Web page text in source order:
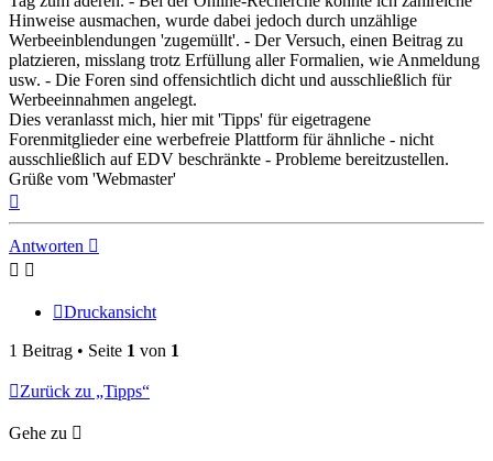
Hinweise ausmachen, wurde dabei jedoch durch unzählige
Werbeeinblendungen 'zugemüllt'. - Der Versuch, einen Beitrag zu
platzieren, misslang trotz Erfüllung aller Formalien, wie Anmeldung
usw. - Die Foren sind offensichtlich dicht und ausschließlich für
Werbeeinnahmen angelegt.
Dies veranlasst mich, hier mit 'Tipps' für eigetragene
Forenmitglieder eine werbefreie Plattform für ähnliche - nicht
ausschließlich auf EDV beschränkte - Probleme bereitzustellen.
Grüße vom 'Webmaster'
Antworten
Druckansicht
1 Beitrag • Seite 1 von 1
Zurück zu „Tipps“
Gehe zu